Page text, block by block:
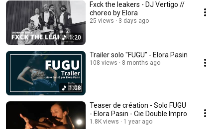
1:20
Fxck the leakers - DJ Vertigo //
choreo by Elora
25 views 3 days ago
1:08
Trailer solo "FUGU" - Elora Pasin
108 views 8 months ago
Teaser de création - Solo FUGU
- Elora Pasin - Cie Double Impro
1.8K views 1 year ago